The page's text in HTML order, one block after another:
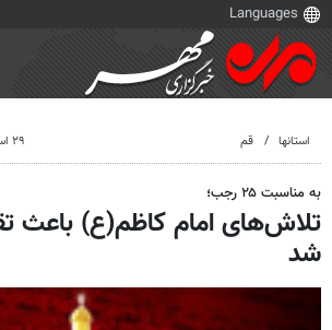
استانها قم ۲۹ اسفند ۱۳۹۸، ۲۱:۴۰
به مناسبت ۲۵ رجب؛
تلاش‌های امام کاظم(ع) باعث
شد